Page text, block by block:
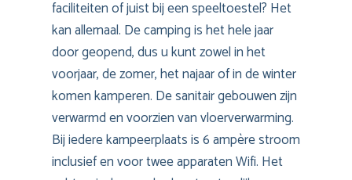
faciliteiten of juist bij een speeltoestel? Het
kan allemaal. De camping is het hele jaar
door geopend, dus u kunt zowel in het
voorjaar, de zomer, het najaar of in de winter
komen kamperen. De sanitair gebouwen zijn
verwarmd en voorzien van vloerverwarming.
Bij iedere kampeerplaats is 6 ampère stroom
inclusief en voor twee apparaten Wifi. Het